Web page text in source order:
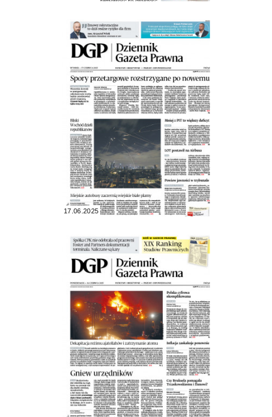
17.06.2025